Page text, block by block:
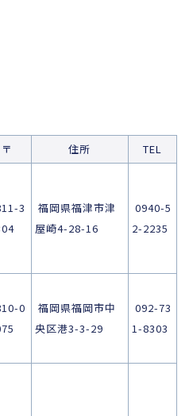
〒 住所
TEL
3
福岡県福津市津
屋崎4-28-16
0940-5
2-2235
0
福岡県福岡市中
央区港3-3-29
092-73
1-8303